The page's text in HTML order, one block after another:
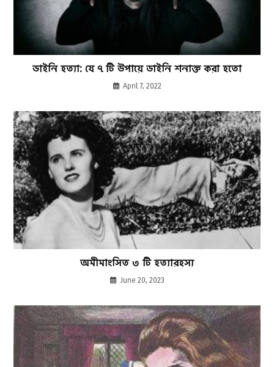
ডাইনি হত্যা: যে ৭ টি উপায়ে ডাইনি শনাক্ত করা হতো
April 7, 2022
অমীমাংসিত ৩ টি হত্যারহস্য
June 20, 2023